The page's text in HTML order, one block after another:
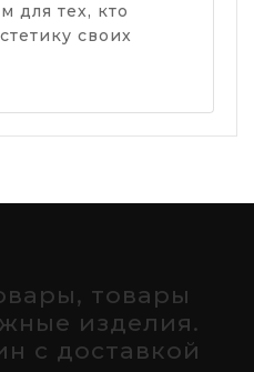
для тех, кто
своих
товары
изделия.
с доставкой